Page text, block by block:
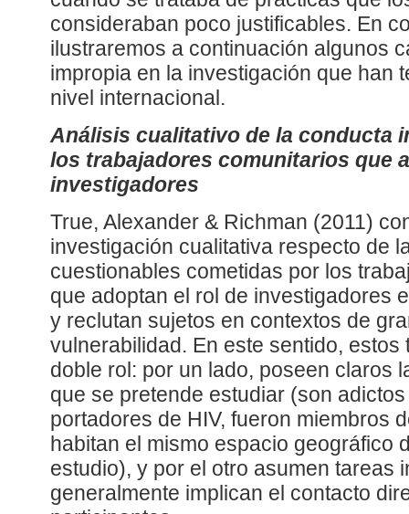
consideraban poco justificables. En
ilustraremos a continuación algunos
impropia en la investigación que han
nivel internacional.
Análisis cualitativo de la conducta
los trabajadores comunitarios que
investigadores
True, Alexander & Richman (2011)
investigación cualitativa respecto de
cuestionables cometidas por los
que adoptan el rol de investigadores
y reclutan sujetos en contextos de
vulnerabilidad. En este sentido,
doble rol: por un lado, poseen claros
que se pretende estudiar (son
portadores de HIV, fueron miembros
habitan el mismo espacio geográfico
estudio), y por el otro asumen tareas
generalmente implican el contacto